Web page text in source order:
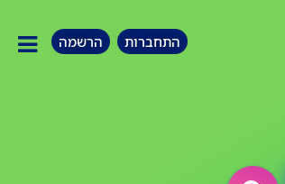
התחברות הרשמה